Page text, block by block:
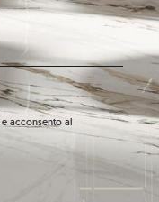
e acconsento al